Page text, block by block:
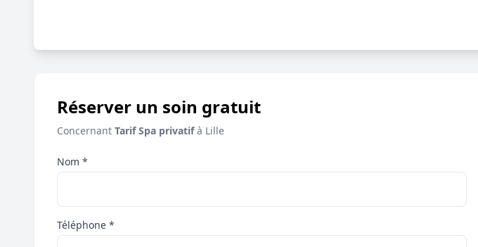
Réserver un soin gratuit
Concernant Tarif Spa privatifà Lille
Nom *
Téléphone *